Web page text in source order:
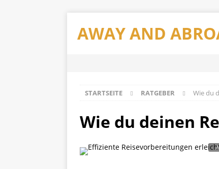
AWAY AND
STARTSEITE RATGEBER Wie du
Wie du deinen